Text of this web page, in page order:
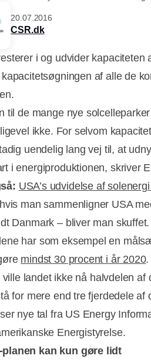
20.07.2016
CSR.dk
i og udvider kapaciteten
af alle de
til de mange nye
ikke. For selvom
uendelig lang vej til, at
i energiproduktionen, skriver
USA’s udvidelse af
man sammenligner USA
Danmark – bliver man skuffet.
har som eksempel en
mindst 30 procent i år 2020.
ville landet ikke nå halvdelen af
for mere end tre fjerdedele
nye tal fra US Energy
Energistyrelse.
planen kan kun gøre lidt